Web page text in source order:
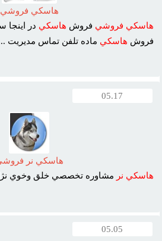
هاسکي فروشي
هاسکي فروشي فروش هاسکي در
فروش هاسکي ماده تلفن تماس مديريت
05.17
هاسکي نر
هاسکي نر مشاوره تخصصي خلق وخوي
05.05